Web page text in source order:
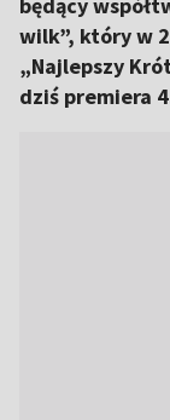
wilk”, który w
„Najlepszy
dziś premiera